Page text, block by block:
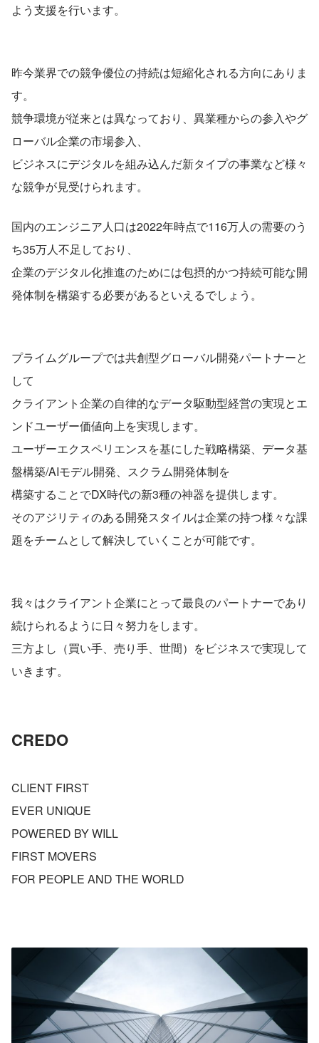
よう支援を行います。
昨今業界での競争優位の持続は短縮化される方向にありま
す。
競争環境が従来とは異なっており、異業種からの参入やグ
ローバル企業の市場参入、
ビジネスにデジタルを組み込んだ新タイプの事業など様々
な競争が見受けられます。
国内のエンジニア人口は2022年時点で116万人の需要のう
ち35万人不足しており、
企業のデジタル化推進のためには包摂的かつ持続可能な開
発体制を構築する必要があるといえるでしょう。
プライムグループでは共創型グローバル開発パートナーと
して
クライアント企業の自律的なデータ駆動型経営の実現とエ
ンドユーザー価値向上を実現します。
ユーザーエクスペリエンスを基にした戦略構築、データ基
盤構築/AIモデル開発、スクラム開発体制を
構築することでDX時代の新3種の神器を提供します。
そのアジリティのある開発スタイルは企業の持つ様々な課
題をチームとして解決していくことが可能です。
我々はクライアント企業にとって最良のパートナーであり
続けられるように日々努力をします。
三方よし（買い手、売り手、世間）をビジネスで実現して
いきます。
CREDO
CLIENT FIRST
EVER UNIQUE
POWERED BY WILL
FIRST MOVERS
FOR PEOPLE AND THE WORLD